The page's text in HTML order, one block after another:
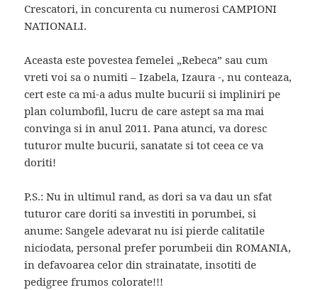
Crescatori, in concurenta cu numerosi CAMPIONI
NATIONALI.
Aceasta este povestea femelei „Rebeca” sau cum
vreti voi sa o numiti – Izabela, Izaura -, nu conteaza,
cert este ca mi-a adus multe bucurii si impliniri pe
plan columbofil, lucru de care astept sa ma mai
convinga si in anul 2011. Pana atunci, va doresc
tuturor multe bucurii, sanatate si tot ceea ce va
doriti!
P.S.: Nu in ultimul rand, as dori sa va dau un sfat
tuturor care doriti sa investiti in porumbei, si
anume: Sangele adevarat nu isi pierde calitatile
niciodata, personal prefer porumbeii din ROMANIA,
in defavoarea celor din strainatate, insotiti de
pedigree frumos colorate!!!